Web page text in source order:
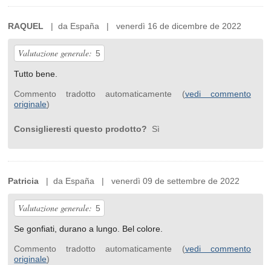
RAQUEL | da España | venerdì 16 de dicembre de 2022
Valutazione generale: 5
Tutto bene.
Commento tradotto automaticamente (vedi commento
originale)
Consiglieresti questo prodotto? Sì
Patricia | da España | venerdì 09 de settembre de 2022
Valutazione generale: 5
Se gonfiati, durano a lungo. Bel colore.
Commento tradotto automaticamente (vedi commento
originale)